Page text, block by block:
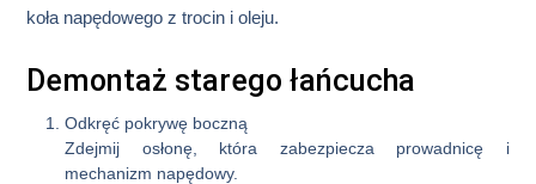
koła napędowego z trocin i oleju.
Demontaż starego łańcucha
Odkręć pokrywę boczną
Zdejmij osłonę, która zabezpiecza prowadnicę i
mechanizm napędowy.